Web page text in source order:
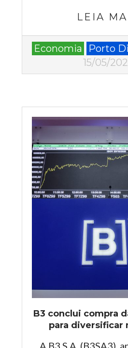
LEIA
2023-
05-
Economia Porto
15/05/
B3 conclui compra
para diversificar
A B3 S.A. (B3SA3),